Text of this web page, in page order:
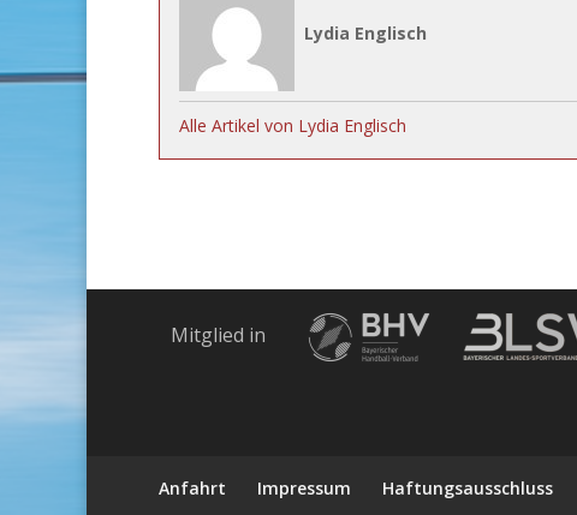
Lydia Englisch
Alle Artikel von Lydia Englisch
Mitglied in
Anfahrt Impressum Haftungsausschluss